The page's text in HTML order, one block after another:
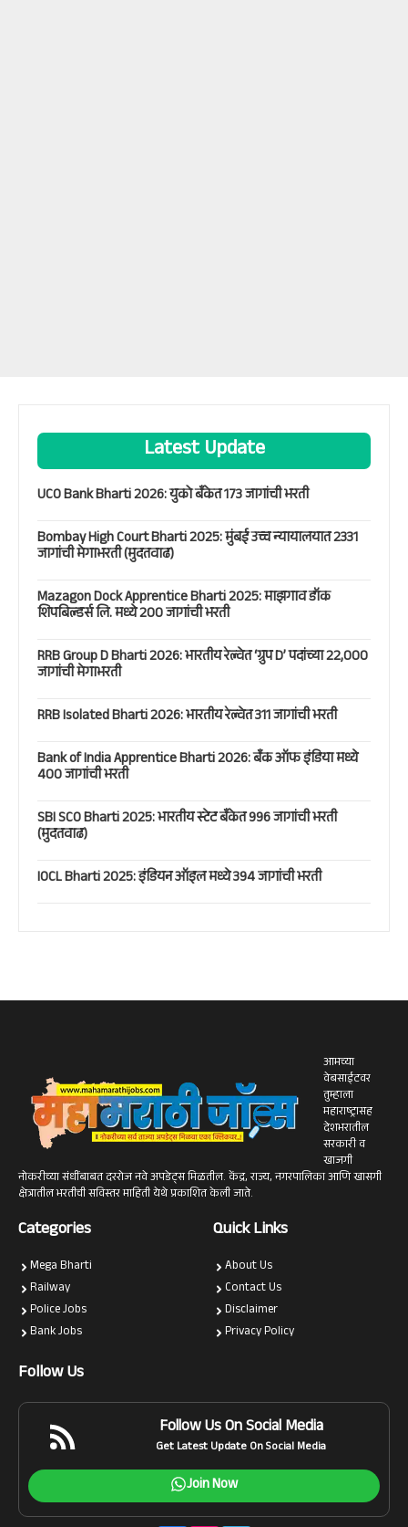
Latest Update
UCO Bank Bharti 2026: युको बँकेत 173 जागांची भरती
Bombay High Court Bharti 2025: मुंबई उच्च न्यायालयात 2331
जागांची मेगाभरती (मुदतवाढ)
Mazagon Dock Apprentice Bharti 2025: माझगाव डॉक
शिपबिल्डर्स लि. मध्ये 200 जागांची भरती
RRB Group D Bharti 2026: भारतीय रेल्वेत ‘ग्रुप D’ पदांच्या 22,000
जागांची मेगाभरती
RRB Isolated Bharti 2026: भारतीय रेल्वेत 311 जागांची भरती
Bank of India Apprentice Bharti 2026: बँक ऑफ इंडिया मध्ये
400 जागांची भरती
SBI SCO Bharti 2025: भारतीय स्टेट बँकेत 996 जागांची भरती
(मुदतवाढ)
IOCL Bharti 2025: इंडियन ऑइल मध्ये 394 जागांची भरती
आमच्या
वेबसाईटवर
तुम्हाला
महाराष्ट्रासह
देशभरातील
सरकारी व
खाजगी
नोकरीच्या संधींबाबत दररोज नवे अपडेट्स मिळतील. केंद्र, राज्य, नगरपालिका आणि खासगी
क्षेत्रातील भरतीची सविस्तर माहिती येथे प्रकाशित केली जाते.
Categories
Mega Bharti
Railway
Police Jobs
Bank Jobs
Quick Links
About Us
Contact Us
Disclaimer
Privacy Policy
Follow Us
Follow Us On Social Media
Get Latest Update On Social Media
Join Now